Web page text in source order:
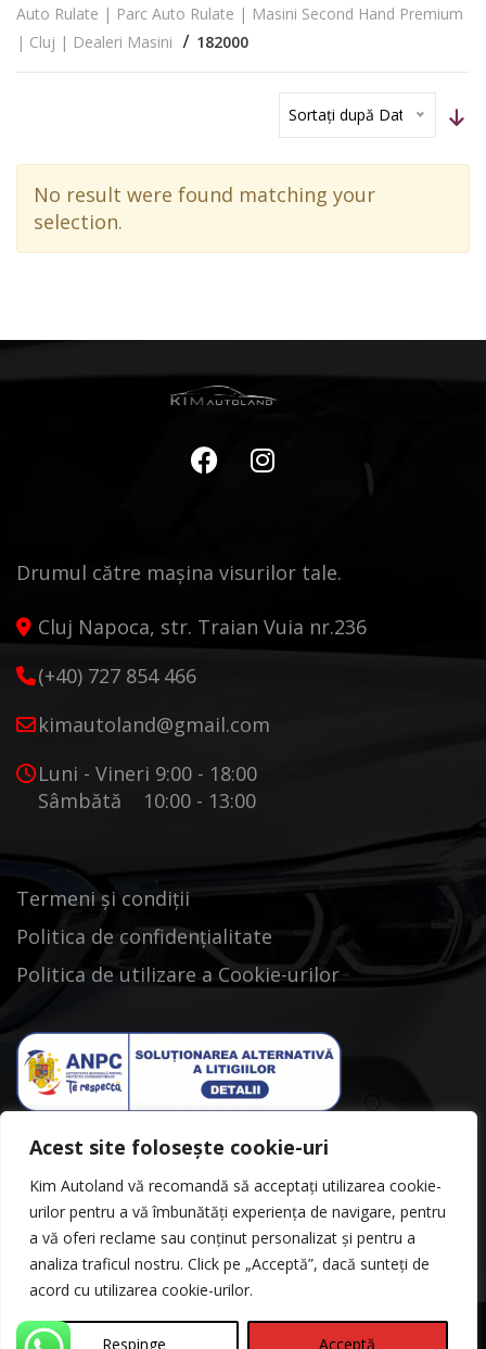
Acest site folosește cookie-uri
Kim Autoland vă recomandă să acceptați utilizarea cookie-
urilor pentru a vă îmbunătăți experiența de navigare, pentru
a vă oferi reclame sau conținut personalizat și pentru a
analiza traficul nostru. Click pe „Acceptă”, dacă sunteți de
acord cu utilizarea cookie-urilor.
Respinge Acceptă
Auto Rulate | Parc Auto Rulate | Masini Second Hand Premium
| Cluj | Dealeri Masini
182000
Sortați după Dată
No result were found matching your
selection.
Drumul către mașina visurilor tale.
Cluj Napoca, str. Traian Vuia nr.236
(+40) 727 854 466
kimautoland@gmail.com
Luni - Vineri 9:00 - 18:00
Sâmbătă 10:00 - 13:00
Termeni și condiții
Politica de confidențialitate
Politica de utilizare a Cookie-urilor